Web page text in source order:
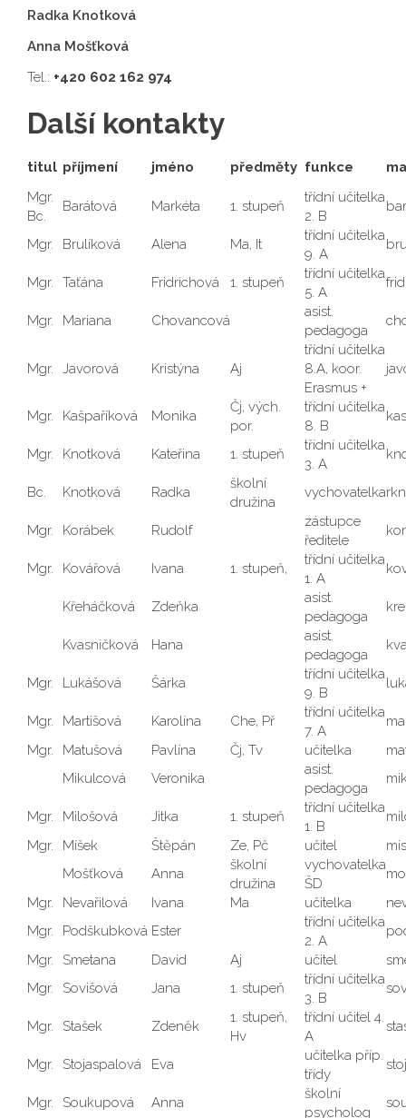
Radka Knotková
Anna Mošťková
Tel.: +420 602 162 974
Další kontakty
titul příjmení jméno předměty funkce
Mgr.
Bc.
Barátová Markéta 1. stupeň
třídní učitelka
2. B
Mgr. Brulíková Alena Ma, It
třídní učitelka
9. A
Mgr. Taťána Fridrichová 1. stupeň
třídní učitelka
5. A
Mgr. Mariana Chovancová
asist.
pedagoga
Mgr. Javorová Kristýna Aj
třídní učitelka
8.A, koor.
Erasmus +
Mgr. Kašpaříková Monika
Čj, vých.
por.
třídní učitelka
8. B
Mgr. Knotková Kateřina 1. stupeň
třídní učitelka
3. A
Bc. Knotková Radka
školní
družina
vychovatelka
Mgr. Korábek Rudolf
zástupce
ředitele
Mgr. Kovářová Ivana 1. stupeň,
třídní učitelka
1. A
Křeháčková Zdeňka
asist.
pedagoga
Kvasničková Hana
asist.
pedagoga
Mgr. Lukášová Šárka
třídní učitelka
9. B
Mgr. Martišová Karolína Che, Př
třídní učitelka
7. A
Mgr.
Matušová Pavlína Čj, Tv učitelka
Mikulcová
Veronika
asist.
pedagoga
Mgr. Milošová Jitka 1. stupeň
třídní učitelka
1. B
Mgr.
Míšek Štěpán Ze, Pč učitel
Mošťková
Anna
školní
družina
vychovatelka
ŠD
Mgr.
Nevařilová Ivana Ma učitelka
Mgr.
Podškubková Ester
třídní učitelka
2. A
Mgr.
Smetana David Aj učitel
Mgr.
Sovišová Jana 1. stupeň
třídní učitelka
3. B
Mgr. Stašek Zdeněk
1. stupeň,
Hv
třídní učitel 4.
A
Mgr. Stojaspalová Eva
učitelka příp.
třídy
Mgr. Soukupová Anna
školní
psycholog